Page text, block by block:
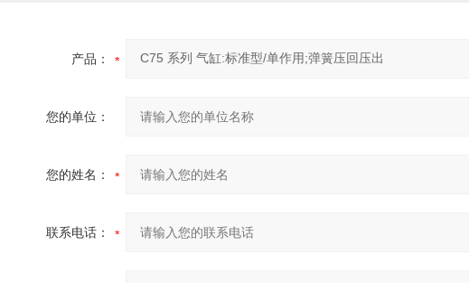
产品：
您的单位：
您的姓名：
联系电话：